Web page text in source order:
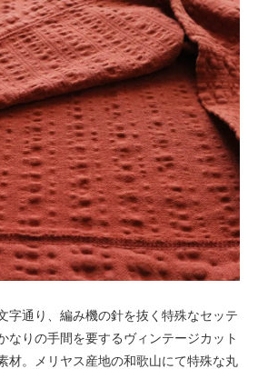
字通り、編み機の針を抜く特殊なセッテ
なりの手間を要するヴィンテージカット
材。メリヤス産地の和歌山にて特殊な丸